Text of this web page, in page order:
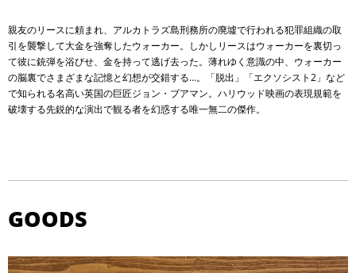
親友のリースに頼まれ、アルカトラズ島刑務所の廃墟で行われる犯罪組織の取
引を襲撃して大金を強奪したウォーカー。しかしリースはウォーカーを裏切っ
て彼に銃弾を浴びせ、金を持って逃げ去った。薄れゆく意識の中、ウォーカー
の脳裏でさまざまな記憶と幻想が交錯する…。「脱出」「エクソシスト2」など
で知られる名高い英国の巨匠ジョン・ブアマン。ハリウッド映画の表現規範を
破壊する先鋭的な演出で観る者を幻惑する唯一無二の傑作。
GOODS